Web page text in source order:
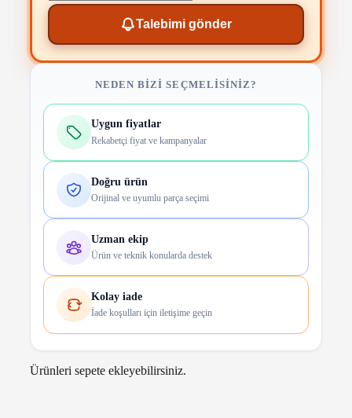
Talebimi gönder
NEDEN BIZI SEÇMELISINIZ?
Uygun fiyatlar
Rekabetçi fiyat ve kampanyalar
Doğru ürün
Orijinal ve uyumlu parça seçimi
Uzman ekip
Ürün ve teknik konularda destek
Kolay iade
İade koşulları için iletişime geçin
Ürünleri sepete ekleyebilirsiniz.